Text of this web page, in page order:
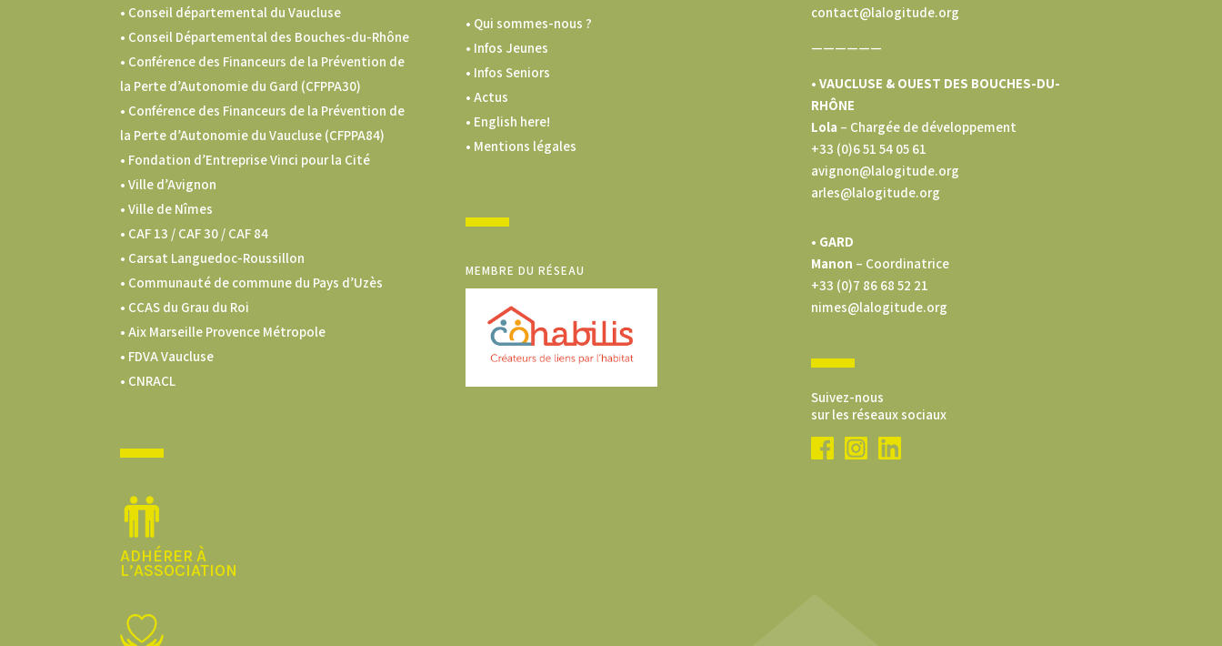
• Conseil départemental du Vaucluse
• Conseil Départemental des Bouches-du-Rhône
• Conférence des Financeurs de la Prévention de
la Perte d’Autonomie du Gard (CFPPA30)
• Conférence des Financeurs de la Prévention de
la Perte d’Autonomie du Vaucluse (CFPPA84)
• Fondation d’Entreprise Vinci pour la Cité
• Ville d’Avignon
• Ville de Nîmes
• CAF 13 / CAF 30 / CAF 84
• Carsat Languedoc-Roussillon
• Communauté de commune du Pays d’Uzès
• CCAS du Grau du Roi
• Aix Marseille Provence Métropole
• FDVA Vaucluse
• CNRACL
ADHÉRER À
L’ASSOCIATION
• Qui sommes-nous ?
• Infos Jeunes
• Infos Seniors
• Actus
• English here!
• Mentions légales
MEMBRE DU RÉSEAU
contact@lalogitude.org
——————
• VAUCLUSE & OUEST DES BOUCHES-DU-
RHÔNE
Lola – Chargée de développement
+33 (0)6 51 54 05 61
avignon@lalogitude.org
arles@lalogitude.org
• GARD
Manon – Coordinatrice
+33 (0)7 86 68 52 21
nimes@lalogitude.org
Suivez-nous
sur les réseaux sociaux